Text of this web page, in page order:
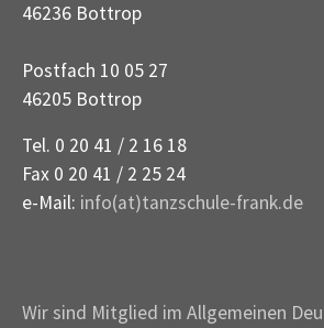
46236 Bottrop
Postfach 10 05 27
46205 Bottrop
Tel. 0 20 41 / 2 16 18
Fax 0 20 41 / 2 25 24
e-Mail: info(at)tanzschule-frank.de
Wir sind Mitglied im Allgemeinen